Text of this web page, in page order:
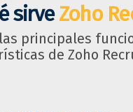
sirveZoho
principales
de Zoho